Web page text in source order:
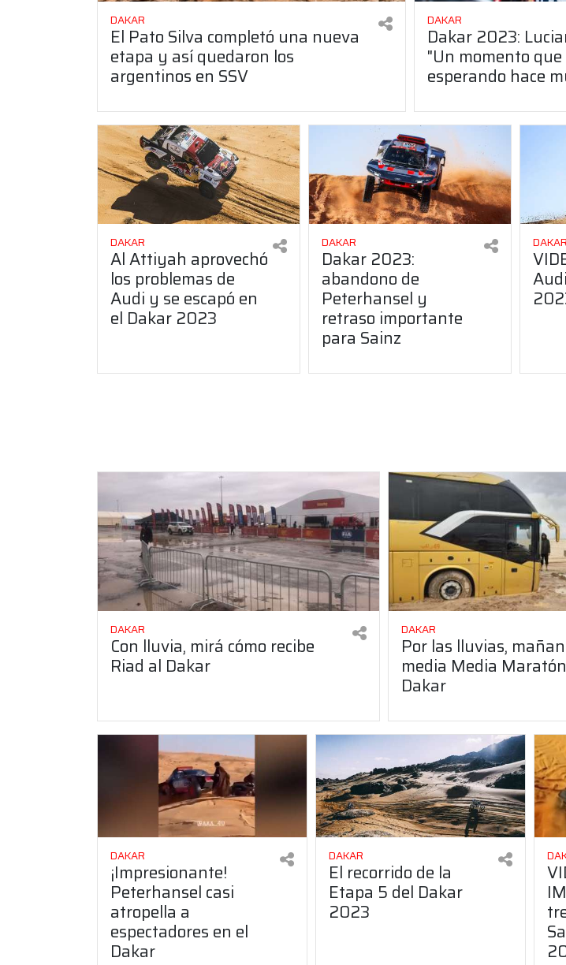
DAKAR
El Pato Silva completó una nueva
etapa y así quedaron los
argentinos en SSV
DAKAR
Dakar 2023:
"Un momento
esperando hace
DAKAR
Al Attiyah aprovechó
los problemas de
Audi y se escapó en
el Dakar 2023
DAKAR
Dakar 2023:
abandono de
Peterhansel y
retraso importante
para Sainz
DAKAR
DAKAR
Con lluvia, mirá cómo recibe
Riad al Dakar
DAKAR
Por las lluvias,
media Media
Dakar
DAKAR
¡Impresionante!
Peterhansel casi
atropella a
espectadores en el
Dakar
DAKAR
El recorrido de la
Etapa 5 del Dakar
2023